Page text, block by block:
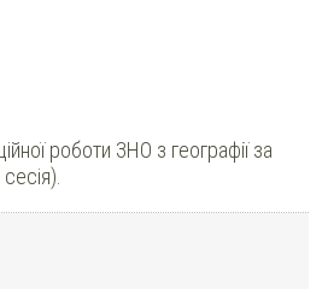
роботи ЗНО з географії за